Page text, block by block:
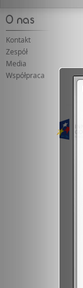
Kontakt
Zespół
Media
Współpraca